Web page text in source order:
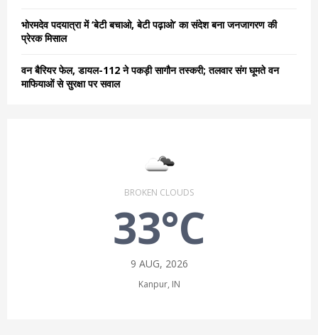
भोरमदेव पदयात्रा में ‘बेटी बचाओ, बेटी पढ़ाओ’ का संदेश बना जनजागरण की
प्रेरक मिसाल
वन बैरियर फेल, डायल-112 ने पकड़ी सागौन तस्करी; तलवार संग घूमते वन
माफियाओं से सुरक्षा पर सवाल
BROKEN CLOUDS
33°C
9 AUG, 2026
Kanpur, IN